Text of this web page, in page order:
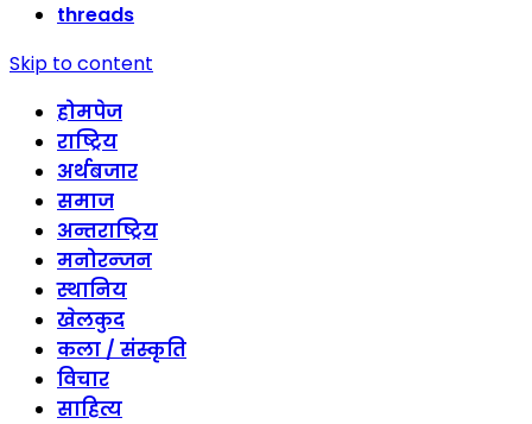
threads
Skip to content
होमपेज
राष्ट्रिय
अर्थबजार
समाज
अन्तराष्ट्रिय
मनोरन्जन
स्थानिय
खेलकुद
कला / संस्कृति
विचार
साहित्य